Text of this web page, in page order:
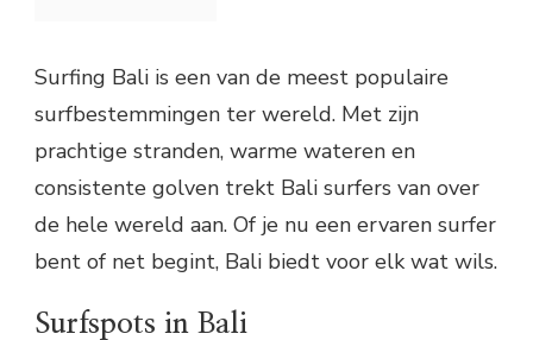
Surfing Bali is een van de meest populaire
surfbestemmingen ter wereld. Met zijn
prachtige stranden, warme wateren en
consistente golven trekt Bali surfers van over
de hele wereld aan. Of je nu een ervaren surfer
bent of net begint, Bali biedt voor elk wat wils.
Surfspots in Bali